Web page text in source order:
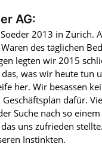
AG:
2013 in Zürich.
des täglichen
legten wir 2015
was wir heute tun
her. Wir besassen
Geschäftsplan dafür.
Suche nach so
uns zufrieden
Instinkten.